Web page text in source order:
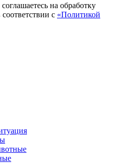
на обработку
с «Политикой